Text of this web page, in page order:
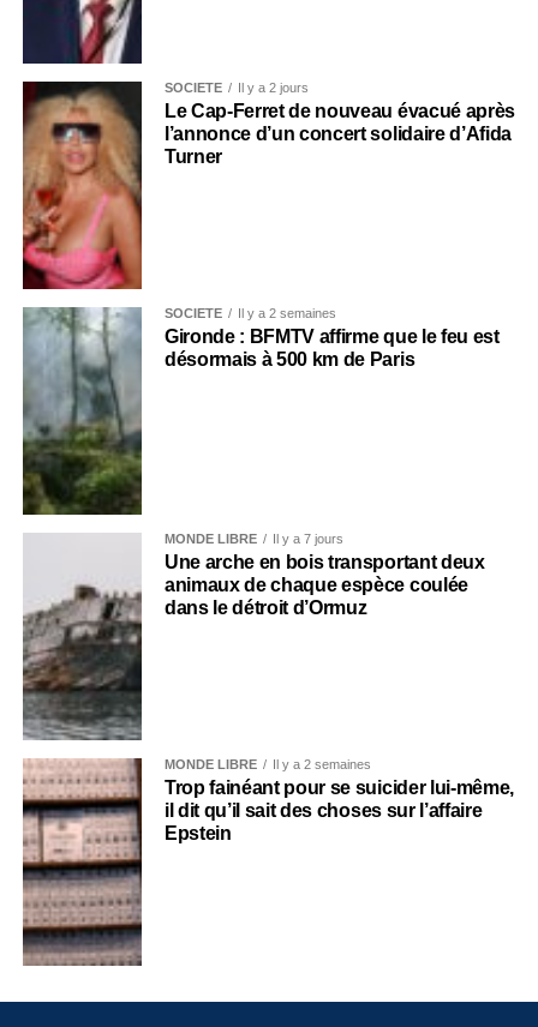
SOCIÉTÉ Il y a 2 jours
Le Cap-Ferret de nouveau évacué après
l’annonce d’un concert solidaire d’Afida
Turner
SOCIÉTÉ Il y a 2 semaines
Gironde : BFMTV affirme que le feu est
désormais à 500 km de Paris
MONDE LIBRE Il y a 7 jours
Une arche en bois transportant deux
animaux de chaque espèce coulée
dans le détroit d’Ormuz
MONDE LIBRE Il y a 2 semaines
Trop fainéant pour se suicider lui-même,
il dit qu’il sait des choses sur l’affaire
Epstein